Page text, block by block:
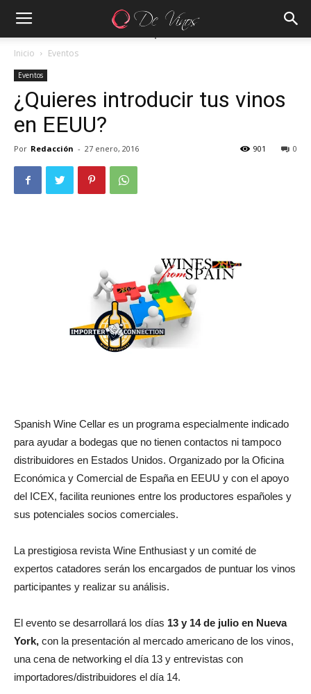
Inicio Eventos
Eventos
¿Quieres introducir tus vinos
en EEUU?
Por Redacción - 27 enero, 2016 0
901
Spanish Wine Cellar es un programa especialmente indicado
para ayudar a bodegas que no tienen contactos ni tampoco
distribuidores en Estados Unidos. Organizado por la Oficina
Económica y Comercial de España en EEUU y con el apoyo
del ICEX, facilita reuniones entre los productores españoles y
sus potenciales socios comerciales.
La prestigiosa revista Wine Enthusiast y un comité de
expertos catadores serán los encargados de puntuar los vinos
participantes y realizar su análisis.
El evento se desarrollará los días 13 y 14 de julio en Nueva
York, con la presentación al mercado americano de los vinos,
una cena de networking el día 13 y entrevistas con
importadores/distribuidores el día 14.